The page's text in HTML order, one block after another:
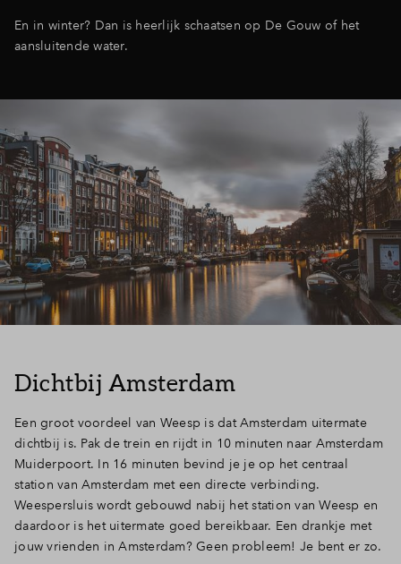
En in winter? Dan is heerlijk schaatsen op De Gouw of het
aansluitende water.
Dichtbij Amsterdam
Een groot voordeel van Weesp is dat Amsterdam uitermate
dichtbij is. Pak de trein en rijdt in 10 minuten naar Amsterdam
Muiderpoort. In 16 minuten bevind je je op het centraal
station van Amsterdam met een directe verbinding.
Weespersluis wordt gebouwd nabij het station van Weesp en
daardoor is het uitermate goed bereikbaar. Een drankje met
jouw vrienden in Amsterdam? Geen probleem! Je bent er zo.